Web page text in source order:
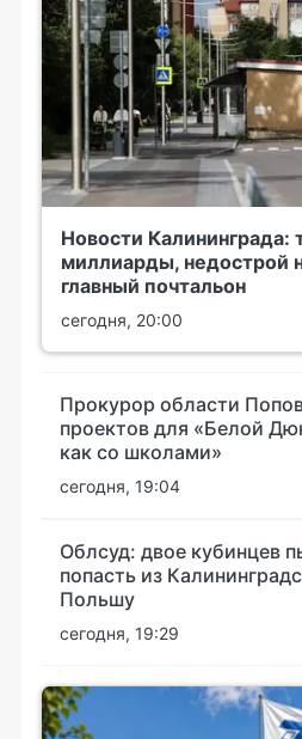
Новости Калининграда:
миллиарды, недострой
главный почтальон
сегодня, 20:00
Прокурор области
проектов для «Белой
как со школами»
сегодня, 19:04
Облсуд: двое кубинцев
попасть из
Польшу
сегодня, 19:29